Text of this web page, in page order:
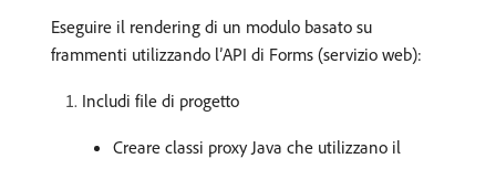
Eseguire il rendering di un modulo basato su
frammenti utilizzando l’API di Forms (servizio web):
Includi file di progetto
Creare classi proxy Java che utilizzano il